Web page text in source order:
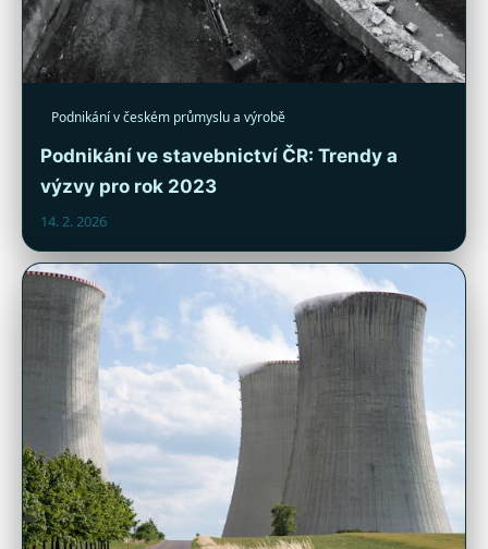
Podnikání v českém průmyslu a výrobě
Podnikání ve stavebnictví ČR: Trendy a
výzvy pro rok 2023
14. 2. 2026